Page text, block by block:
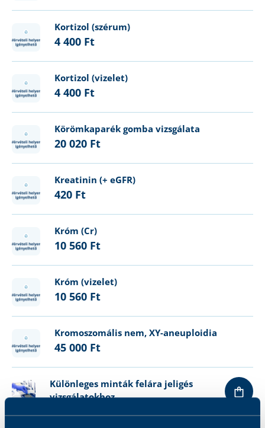
Kortizol (szérum)
4 400 Ft
Kortizol (vizelet)
4 400 Ft
Körömkaparék gomba vizsgálata
20 020 Ft
Kreatinin (+ eGFR)
420 Ft
Króm (Cr)
10 560 Ft
Króm (vizelet)
10 560 Ft
Kromoszomális nem, XY-aneuploidia
45 000 Ft
Különleges minták felára jeligés
vizsgálatokhoz
53 300 Ft